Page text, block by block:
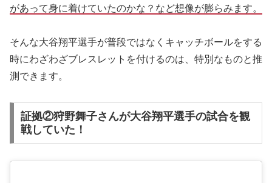
があって身に着けていたのかな？など想像が膨らみます。
そんな大谷翔平選手が普段ではなくキャッチボールをする
時にわざわざブレスレットを付けるのは、特別なものと推
測できます。
証拠②狩野舞子さんが大谷翔平選手の試合を観
戦していた！